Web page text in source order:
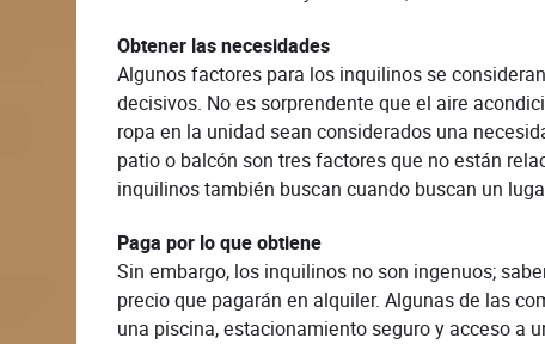
Obtener las necesidades
Algunos factores para los inquilinos se
decisivos. No es sorprendente que el aire
ropa en la unidad sean considerados una
patio o balcón son tres factores que no están
inquilinos también buscan cuando buscan un
Paga por lo que obtiene
Sin embargo, los inquilinos no son ingenuos;
precio que pagarán en alquiler. Algunas de las
una piscina, estacionamiento seguro y acceso a